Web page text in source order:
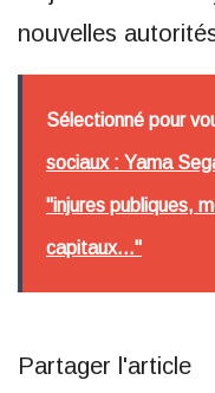
nouvelles
Sélectionné pour
sociaux : Yama
"injures publiques,
capitaux..."
Partager l'article